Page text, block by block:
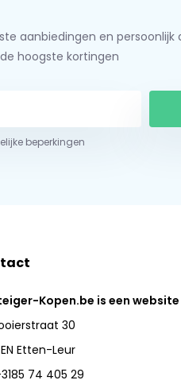
aanbiedingen en persoonlijk
hoogste kortingen
beperkingen
Kopen.be is een website
30
Etten-Leur
74 405 29